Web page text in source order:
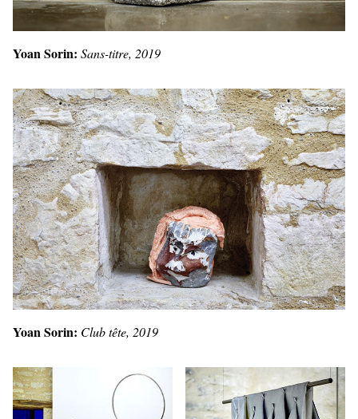
Yoan Sorin: Sans-titre, 2019
Yoan Sorin: Club tête, 2019